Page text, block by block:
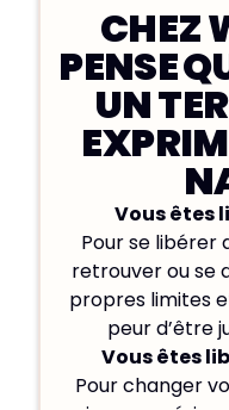
CHEZ
PENSE
UN
Vous êtes
Pour se libérer
retrouver ou se
propres limites
peur d’être
Vous êtes
Pour changer